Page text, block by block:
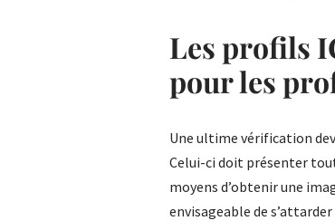
Les profils
pour les
Une ultime vérification
Celui-ci doit présenter
moyens d’obtenir une
envisageable de s’attarder